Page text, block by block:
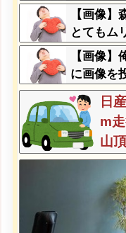
これ、妥
【画像
とてもム
イらには
w w w w
【画像
に画像を
の姫だっ
日
m
山